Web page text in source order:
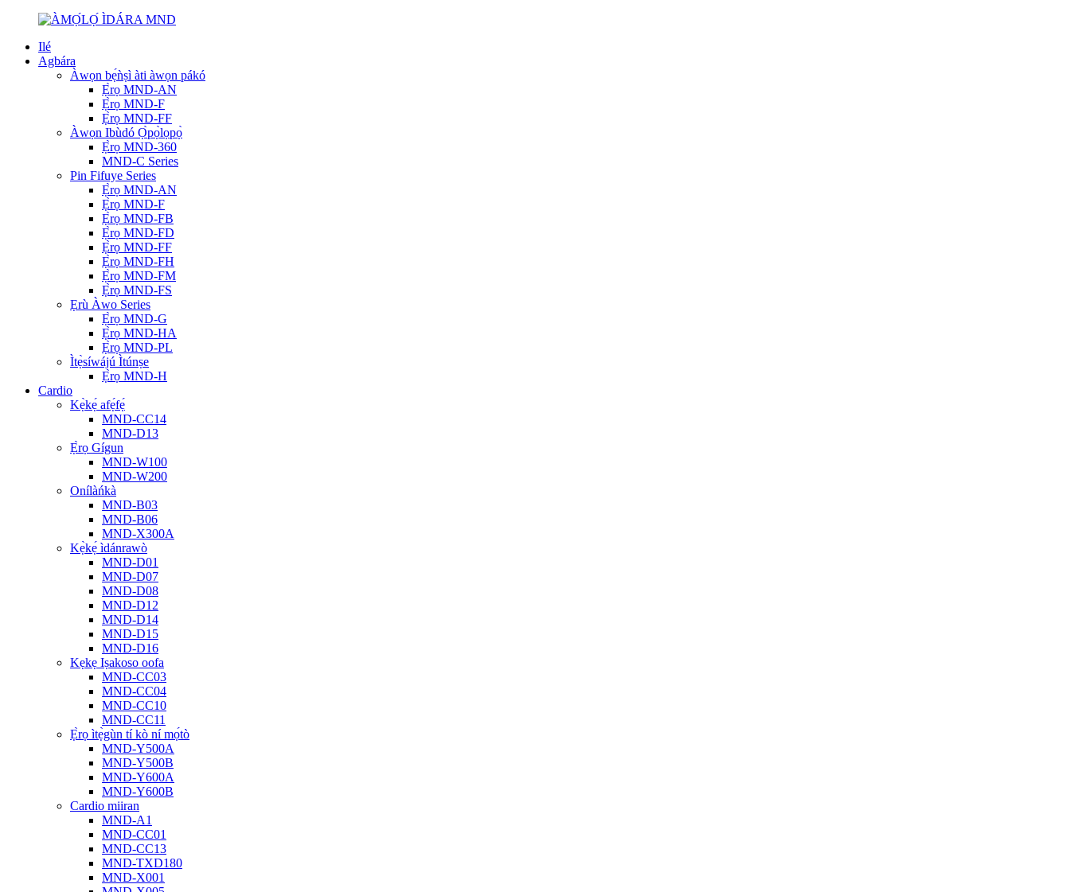
Ilé
Agbára
Àwọn bẹ́ǹṣì àti àwọn pákó
Ẹ̀rọ MND-AN
Ẹ̀rọ MND-F
Ẹ̀rọ MND-FF
Àwọn Ibùdó Ọ̀pọ̀lọpọ̀
Ẹ̀rọ MND-360
MND-C Series
Pin Fifuye Series
Ẹ̀rọ MND-AN
Ẹ̀rọ MND-F
Ẹ̀rọ MND-FB
Ẹ̀rọ MND-FD
Ẹ̀rọ MND-FF
Ẹ̀rọ MND-FH
Ẹ̀rọ MND-FM
Ẹ̀rọ MND-FS
Ẹrù Àwo Series
Ẹ̀rọ MND-G
Ẹ̀rọ MND-HA
Ẹ̀rọ MND-PL
Ìtẹ̀síwájú Ìtúnṣe
Ẹ̀rọ MND-H
Cardio
Kẹ̀kẹ́ afẹ́fẹ́
MND-CC14
MND-D13
Ẹ̀rọ Gígun
MND-W100
MND-W200
Onílàńkà
MND-B03
MND-B06
MND-X300A
Kẹ̀kẹ́ ìdánrawò
MND-D01
MND-D07
MND-D08
MND-D12
MND-D14
MND-D15
MND-D16
Kẹkẹ Iṣakoso oofa
MND-CC03
MND-CC04
MND-CC10
MND-CC11
Ẹ̀rọ ìtẹ̀gùn tí kò ní mọ́tò
MND-Y500A
MND-Y500B
MND-Y600A
MND-Y600B
Cardio miiran
MND-A1
MND-CC01
MND-CC13
MND-TXD180
MND-X001